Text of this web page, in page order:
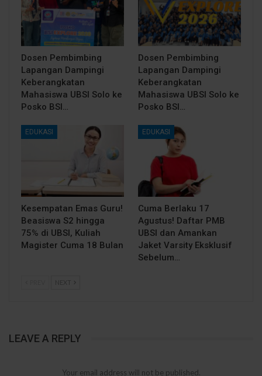
Dosen Pembimbing
Lapangan Dampingi
Keberangkatan
Mahasiswa UBSI Solo ke
Posko BSI…
Dosen Pembimbing
Lapangan Dampingi
Keberangkatan
Mahasiswa UBSI Solo ke
Posko BSI…
EDUKASI
Kesempatan Emas Guru!
Beasiswa S2 hingga
75% di UBSI, Kuliah
Magister Cuma 18 Bulan
EDUKASI
Cuma Berlaku 17
Agustus! Daftar PMB
UBSI dan Amankan
Jaket Varsity Eksklusif
Sebelum…
NEXT
LEAVE A REPLY
Your email address will not be published.